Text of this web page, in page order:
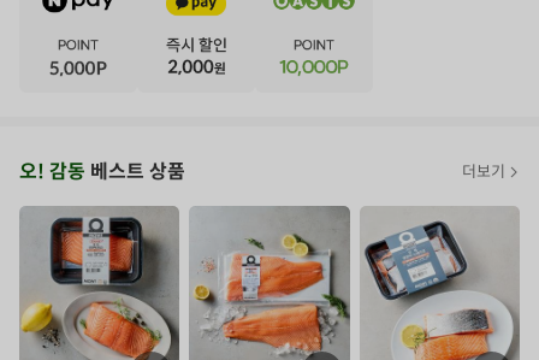
아
시
오! 감동 베스트 상품 더보기